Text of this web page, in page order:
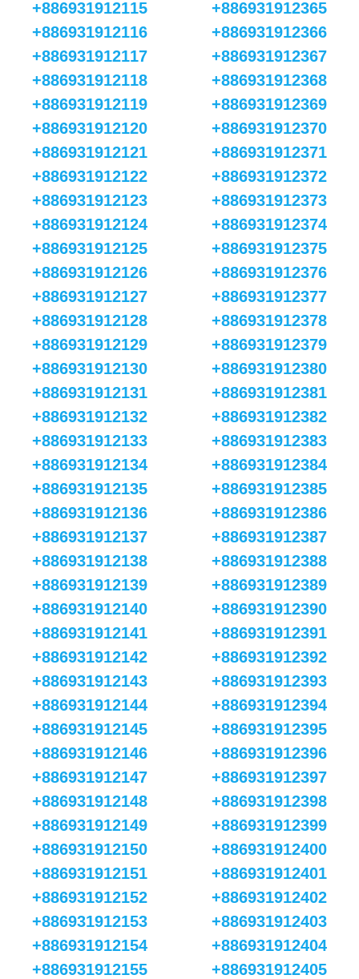
+886931912115
+886931912116
+886931912117
+886931912118
+886931912119
+886931912120
+886931912121
+886931912122
+886931912123
+886931912124
+886931912125
+886931912126
+886931912127
+886931912128
+886931912129
+886931912130
+886931912131
+886931912132
+886931912133
+886931912134
+886931912135
+886931912136
+886931912137
+886931912138
+886931912139
+886931912140
+886931912141
+886931912142
+886931912143
+886931912144
+886931912145
+886931912146
+886931912147
+886931912148
+886931912149
+886931912150
+886931912151
+886931912152
+886931912153
+886931912154
+886931912155
+886931912365
+886931912366
+886931912367
+886931912368
+886931912369
+886931912370
+886931912371
+886931912372
+886931912373
+886931912374
+886931912375
+886931912376
+886931912377
+886931912378
+886931912379
+886931912380
+886931912381
+886931912382
+886931912383
+886931912384
+886931912385
+886931912386
+886931912387
+886931912388
+886931912389
+886931912390
+886931912391
+886931912392
+886931912393
+886931912394
+886931912395
+886931912396
+886931912397
+886931912398
+886931912399
+886931912400
+886931912401
+886931912402
+886931912403
+886931912404
+886931912405